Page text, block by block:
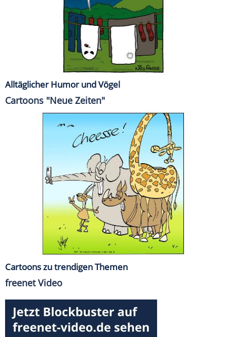
Alltäglicher Humor und Vögel
Cartoons "Neue Zeiten"
Cartoons zu trendigen Themen
freenet Video